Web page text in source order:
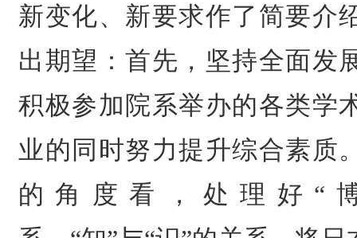
新变化、新要求作了简要介
出期望：首先，坚持全面发
积极参加院系举办的各类学
业的同时努力提升综合素质
的角度看，处理好“